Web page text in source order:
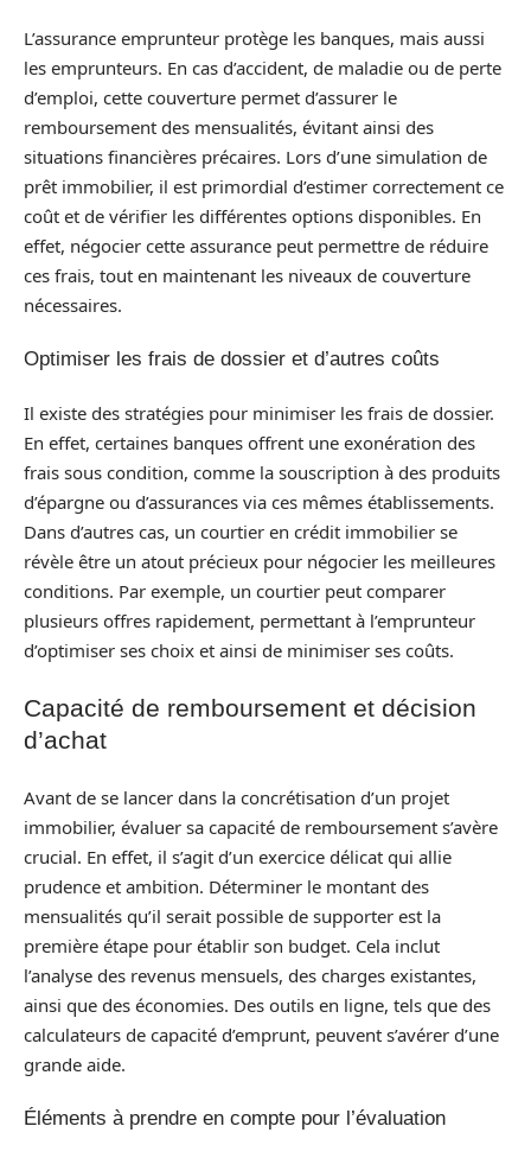
L’assurance emprunteur protège les banques, mais aussi
les emprunteurs. En cas d’accident, de maladie ou de perte
d’emploi, cette couverture permet d’assurer le
remboursement des mensualités, évitant ainsi des
situations financières précaires. Lors d’une simulation de
prêt immobilier, il est primordial d’estimer correctement ce
coût et de vérifier les différentes options disponibles. En
effet, négocier cette assurance peut permettre de réduire
ces frais, tout en maintenant les niveaux de couverture
nécessaires.
Optimiser les frais de dossier et d’autres coûts
Il existe des stratégies pour minimiser les frais de dossier.
En effet, certaines banques offrent une exonération des
frais sous condition, comme la souscription à des produits
d’épargne ou d’assurances via ces mêmes établissements.
Dans d’autres cas, un courtier en crédit immobilier se
révèle être un atout précieux pour négocier les meilleures
conditions. Par exemple, un courtier peut comparer
plusieurs offres rapidement, permettant à l’emprunteur
d’optimiser ses choix et ainsi de minimiser ses coûts.
Capacité de remboursement et décision
d’achat
Avant de se lancer dans la concrétisation d’un projet
immobilier, évaluer sa capacité de remboursement s’avère
crucial. En effet, il s’agit d’un exercice délicat qui allie
prudence et ambition. Déterminer le montant des
mensualités qu’il serait possible de supporter est la
première étape pour établir son budget. Cela inclut
l’analyse des revenus mensuels, des charges existantes,
ainsi que des économies. Des outils en ligne, tels que des
calculateurs de capacité d’emprunt, peuvent s’avérer d’une
grande aide.
Éléments à prendre en compte pour l’évaluation